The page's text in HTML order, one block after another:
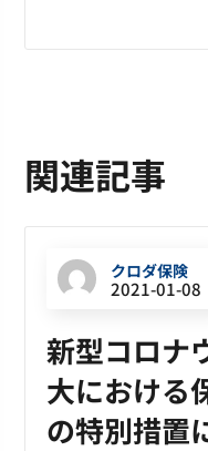
関連記事
クロダ保険
2021-01-08
新型コロナ
大における
の特別措置